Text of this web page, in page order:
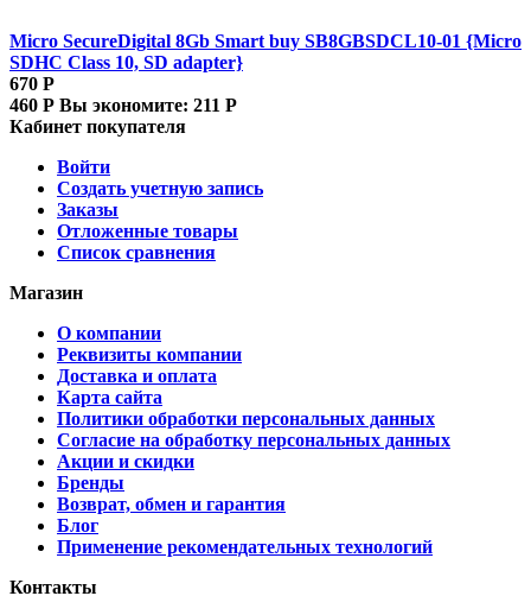
Micro SecureDigital 8Gb Smart buy SB8GBSDCL10-01 {Micro
SDHC Class 10, SD adapter}
670 Р
460 Р Вы экономите: 211 Р
Кабинет покупателя
Войти
Создать учетную запись
Заказы
Отложенные товары
Список сравнения
Магазин
О компании
Реквизиты компании
Доставка и оплата
Карта сайта
Политики обработки персональных данных
Согласие на обработку персональных данных
Акции и скидки
Бренды
Возврат, обмен и гарантия
Блог
Применение рекомендательных технологий
Контакты